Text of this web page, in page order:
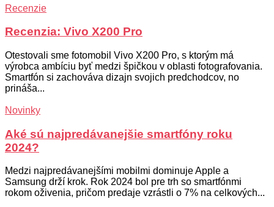
Recenzie
Recenzia: Vivo X200 Pro
Otestovali sme fotomobil Vivo X200 Pro, s ktorým má
výrobca ambíciu byť medzi špičkou v oblasti fotografovania.
Smartfón si zachováva dizajn svojich predchodcov, no
prináša...
Novinky
Aké sú najpredávanejšie smartfóny roku
2024?
Medzi najpredávanejšími mobilmi dominuje Apple a
Samsung drží krok. Rok 2024 bol pre trh so smartfónmi
rokom oživenia, pričom predaje vzrástli o 7% na celkových...